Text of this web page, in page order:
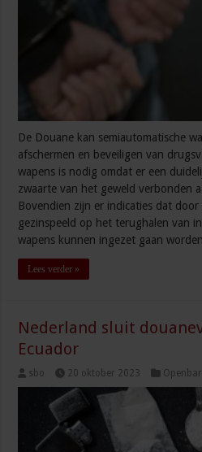
De Douane kan semiautomatische
afschermen en beveiligen van
wapens is nodig omdat er een
zwaarte van het geweld verbonden
Bovendien zijn er indicaties dat
gezinspeeld op het terughalen van
wapens kunnen ingezet gaan
Lees verder »
Nederland sluit
Ecuador
sbo 20 oktober 2023